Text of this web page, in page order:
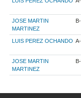
JOSE MARTIN
MARTINEZ
LUIS PEREZ OCHANDO
JOSE MARTIN
MARTINEZ